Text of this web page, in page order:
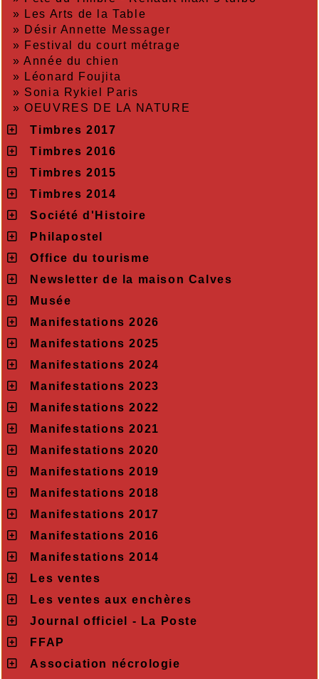
» Les Arts de la Table
» Désir Annette Messager
» Festival du court métrage
»Année du chien
» Léonard Foujita
» Sonia Rykiel Paris
»OEUVRES DE LA NATURE
Timbres 2017
Timbres 2016
Timbres 2015
Timbres 2014
Société d'Histoire
Philapostel
Office du tourisme
Newsletter de la maison Calves
Musée
Manifestations 2026
Manifestations 2025
Manifestations 2024
Manifestations 2023
Manifestations 2022
Manifestations 2021
Manifestations 2020
Manifestations 2019
Manifestations 2018
Manifestations 2017
Manifestations 2016
Manifestations 2014
Les ventes
Les ventes aux enchères
Journal officiel - La Poste
FFAP
Association nécrologie